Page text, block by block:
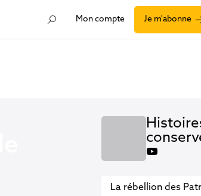
Mon compte Je m'abonne
La rébellion des